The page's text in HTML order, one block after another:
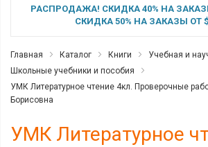
РАСПРОДАЖА! СКИДКА 40% НА
СКИДКА 50% НА ЗАКАЗЫ ОТ
Главная Каталог Книги
Учебная и
Школьные учебники и пособия
УМК Литературное чтение 4кл. Проверочные
Борисовна
УМК Литературное